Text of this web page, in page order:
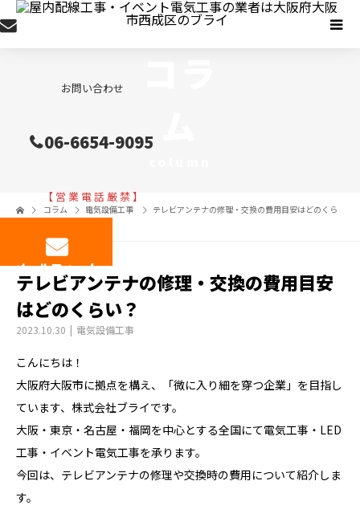
お問い合わせ
06-6654-9095
【 営 業 電 話 厳 禁 】
メールフォーム
コラム 電気設備工事
テレビアンテナの修理・交換の費用目安はどのくら
テレビアンテナの修理・交換の費用目安
はどのくらい？
2023.10.30 電気設備工事
こんにちは！
大阪府大阪市に拠点を構え、「微に入り細を穿つ企業」を目指し
ています、株式会社ブライです。
大阪・東京・名古屋・福岡を中心とする全国にて電気工事・LED
工事・イベント電気工事を承ります。
今回は、テレビアンテナの修理や交換時の費用について紹介しま
す。